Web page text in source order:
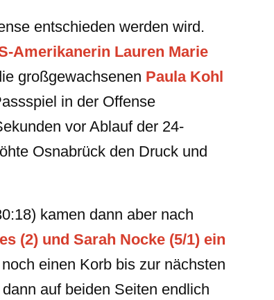
entschieden werden wird.
Amerikanerin Lauren Marie
großgewachsenen Paula Kohl
in der Offense
vor Ablauf der 24-
Osnabrück den Druck und
kamen dann aber nach
(2) und Sarah Nocke (5/1) ein
einen Korb bis zur nächsten
auf beiden Seiten endlich